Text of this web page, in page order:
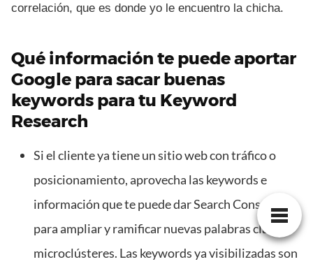
correlación, que es donde yo le encuentro la chicha.
Qué información te puede aportar
Google para sacar buenas
keywords para tu Keyword
Research
Si el cliente ya tiene un sitio web con tráfico o
posicionamiento, aprovecha las keywords e
información que te puede dar Search Console
para ampliar y ramificar nuevas palabras clave o
microclústeres. Las keywords ya visibilizadas son